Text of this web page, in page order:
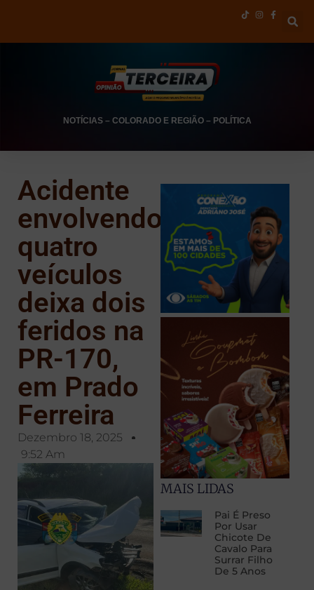
NOTÍCIAS– COLORADO E REGIÃO– POLÍTICA
Acidente
envolvendo
quatro
veículos
deixa dois
feridos na
PR-170,
em Prado
Ferreira
Dezembro 18, 2025
9:52 Am
MAIS LIDAS
Pai É Preso
Por Usar
Chicote De
Cavalo Para
Surrar Filho
De 5 Anos